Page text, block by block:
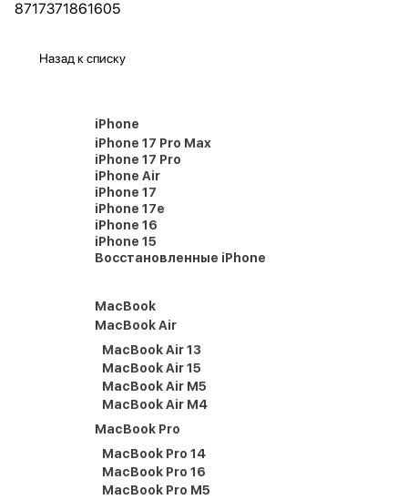
8717371861605
Назад к списку
iPhone
iPhone 17 Pro Max
iPhone 17 Pro
iPhone Air
iPhone 17
iPhone 17e
iPhone 16
iPhone 15
Восстановленные iPhone
MacBook
MacBook Air
MacBook Air 13
MacBook Air 15
MacBook Air M5
MacBook Air M4
MacBook Pro
MacBook Pro 14
MacBook Pro 16
MacBook Pro M5